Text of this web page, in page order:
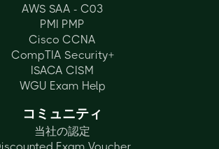
AWS SAA - C03
PMI PMP
Cisco CCNA
CompTIA Security+
ISACA CISM
WGU Exam Help
コミュニティ
当社の認定